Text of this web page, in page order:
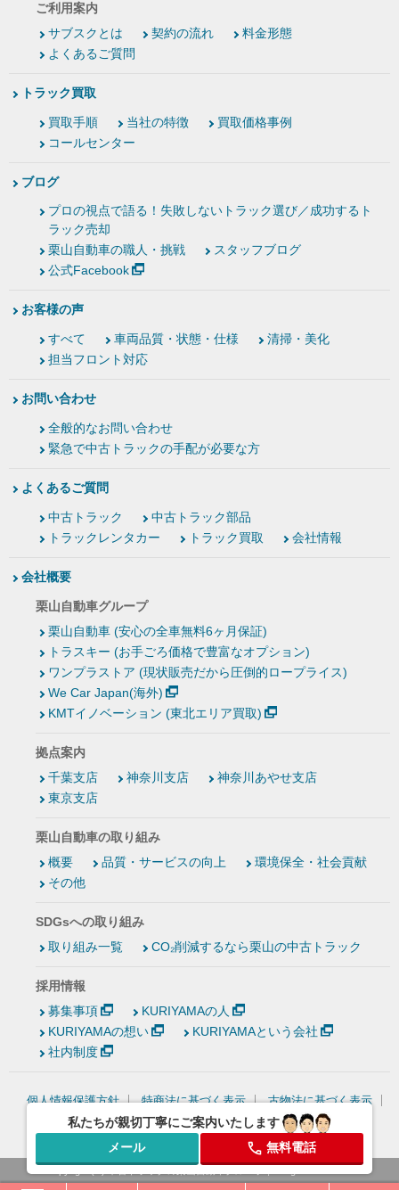
私たちが親切丁寧にご案内いたします
メール
無料電話
ご利用案内
サブスクとは
契約の流れ
料金形態
よくあるご質問
トラック買取
買取手順 当社の特徴
買取価格事例
コールセンター
ブログ
プロの視点で語る！失敗しないトラック選び／成功するト
ラック売却
栗山自動車の職人・挑戦
スタッフブログ
公式Facebook
お客様の声
すべて 車両品質・状態・仕様
清掃・美化
担当フロント対応
お問い合わせ
全般的なお問い合わせ
緊急で中古トラックの手配が必要な方
よくあるご質問
中古トラック
中古トラック部品
トラックレンタカー
トラック買取 会社情報
会社概要
栗山自動車グループ
栗山自動車 (安心の全車無料6ヶ月保証)
トラスキー (お手ごろ価格で豊富なオプション)
ワンプラストア (現状販売だから圧倒的ロープライス)
We Car Japan(海外)
KMTイノベーション (東北エリア買取)
拠点案内
千葉支店
神奈川支店
神奈川あやせ支店
東京支店
栗山自動車の取り組み
概要
品質・サービスの向上
環境保全・社会貢献
その他
SDGsへの取り組み
取り組み一覧
CO₂削減するなら栗山の中古トラック
採用情報
募集事項
KURIYAMAの人
KURIYAMAの想い
KURIYAMAという会社
社内制度
個人情報保護方針 特商法に基づく表示
古物法に基づく表示
情報セキュリティ基本方針